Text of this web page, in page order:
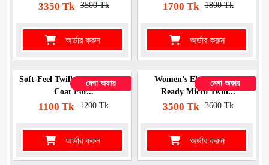
3350 Tk 3500 Tk
অর্ডার করুন
1700 Tk 1800 Tk
অর্ডার করুন
মেগা অফার
Soft-Feel Twill Suiting Fabric
Coat For...
1100 Tk 1200 Tk
অর্ডার করুন
মেগা অফার
Women’s Elegant Office
Ready Micro Twill...
3500 Tk 3600 Tk
অর্ডার করুন